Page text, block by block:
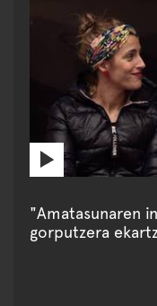
"Amatasunaren
gorputzera